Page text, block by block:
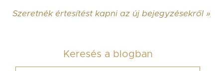
Szeretnék értesítést kapni az új bejegyzésekről »
Keresés a blogban